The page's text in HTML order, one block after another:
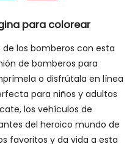
para colorear
de los bomberos con esta
de bomberos para
o disfrútala en línea
para niños y adultos
los vehículos de
del heroico mundo de
favoritos y da vida a esta